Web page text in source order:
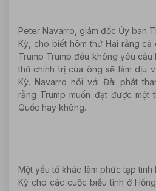
Peter Navarro, giám đốc Ủy ban
Kỳ, cho biết hôm thứ Hai rằng cả
Trump Trump đều không yêu cầu
thủ chính trị của ông sẽ làm dịu
Kỳ. Navarro nói với Đài phát
rằng Trump muốn đạt được một
Quốc hay không.
Một yếu tố khác làm phức tạp tình
Kỳ cho các cuộc biểu tình ở